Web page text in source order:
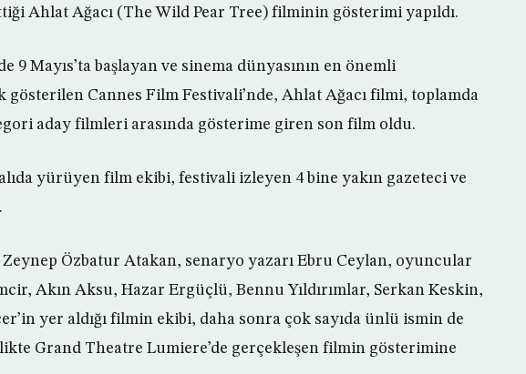
Ahlat Ağacı (The Wild Pear Tree) filminin gösterimi yapıldı.
9 Mayıs’ta başlayan ve sinema dünyasının en önemli
Cannes Film Festivali’nde, Ahlat Ağacı filmi, toplamda
aday filmleri arasında gösterime giren son film oldu.
yürüyen film ekibi, festivali izleyen 4 bine yakın gazeteci ve
Zeynep Özbatur Atakan, senaryo yazarı Ebru Ceylan, oyuncular
Akın Aksu, Hazar Ergüçlü, Bennu Yıldırımlar, Serkan Keskin,
yer aldığı filmin ekibi, daha sonra çok sayıda ünlü ismin de
Grand Theatre Lumiere’de gerçekleşen filmin gösterimine